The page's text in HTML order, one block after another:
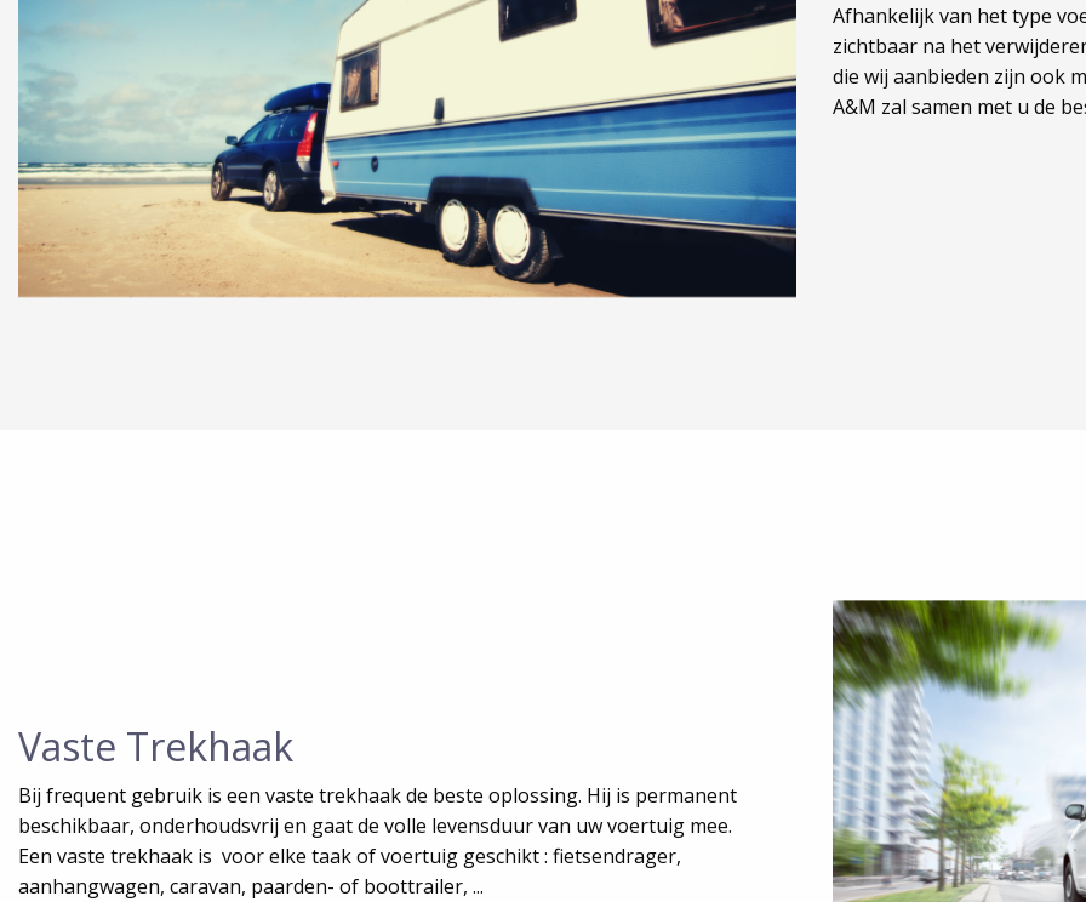
Afhankelijk van het type
zichtbaar na het
die wij aanbieden zijn ook
A&M zal samen met u de
Vaste Trekhaak
Bij frequent gebruik is een vaste trekhaak de beste oplossing. Hij is permanent
beschikbaar, onderhoudsvrij en gaat de volle levensduur van uw voertuig mee.
Een vaste trekhaak is voor elke taak of voertuig geschikt : fietsendrager,
aanhangwagen, caravan, paarden- of boottrailer, ...